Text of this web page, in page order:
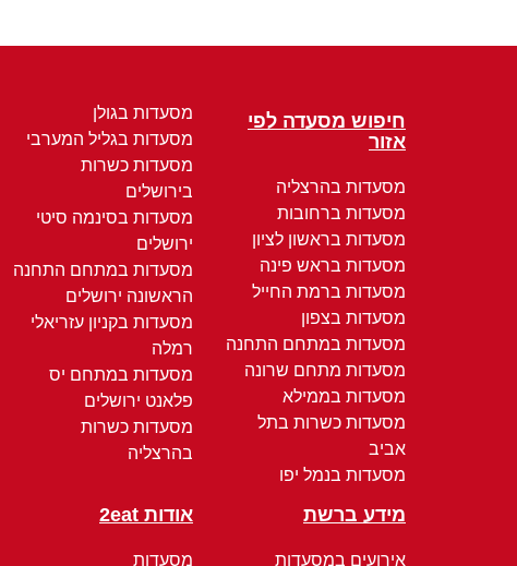
חיפוש מסעדה לפי
אזור
מסעדות בהרצליה
מסעדות ברחובות
מסעדות בראשון לציון
מסעדות בראש פינה
מסעדות ברמת החייל
מסעדות בצפון
מסעדות במתחם התחנה
מסעדות מתחם שרונה
מסעדות בממילא
מסעדות כשרות בתל
אביב
מסעדות בנמל יפו
מסעדות בגולן
מסעדות בגליל המערבי
מסעדות כשרות
בירושלים
מסעדות בסינמה סיטי
ירושלים
מסעדות במתחם התחנה
הראשונה ירושלים
מסעדות בקניון עזריאלי
רמלה
מסעדות במתחם יס
פלאנט ירושלים
מסעדות כשרות
בהרצליה
מידע ברשת
אירועים במסעדות
אודות 2eat
מסעדות